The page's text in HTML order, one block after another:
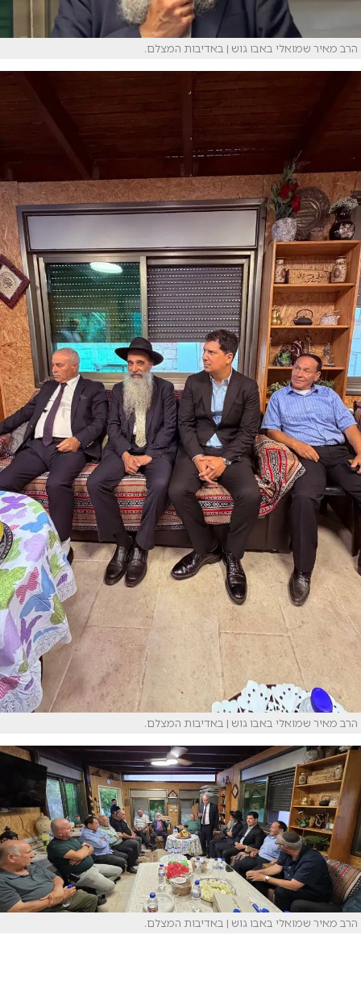
הרב מאיר שמואלי באבו גוש | באדיבות המצלם.
הרב מאיר שמואלי באבו גוש | באדיבות המצלם.
הרב מאיר שמואלי באבו גוש | באדיבות המצלם.